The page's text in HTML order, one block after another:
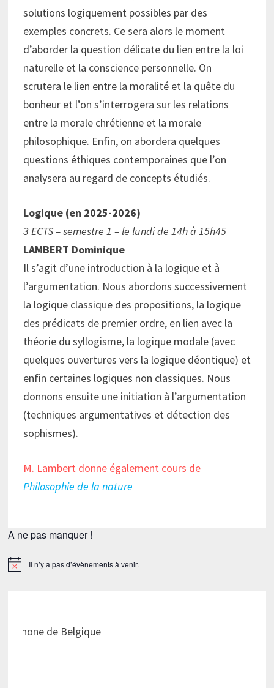
solutions logiquement possibles par des
exemples concrets. Ce sera alors le moment
d’aborder la question délicate du lien entre la loi
naturelle et la conscience personnelle. On
scrutera le lien entre la moralité et la quête du
bonheur et l’on s’interrogera sur les relations
entre la morale chrétienne et la morale
philosophique. Enfin, on abordera quelques
questions éthiques contemporaines que l’on
analysera au regard de concepts étudiés.
Logique (en 2025-2026)
3 ECTS – semestre 1 – le lundi de 14h à 15h45
LAMBERT Dominique
Il s’agit d’une introduction à la logique et à
l’argumentation. Nous abordons successivement
la logique classique des propositions, la logique
des prédicats de premier ordre, en lien avec la
théorie du syllogisme, la logique modale (avec
quelques ouvertures vers la logique déontique) et
enfin certaines logiques non classiques. Nous
donnons ensuite une initiation à l’argumentation
(techniques argumentatives et détection des
sophismes).
M. Lambert donne également cours de
Philosophie de la nature
A ne pas manquer !
Notice Il n’y a pas d’évènements à venir.